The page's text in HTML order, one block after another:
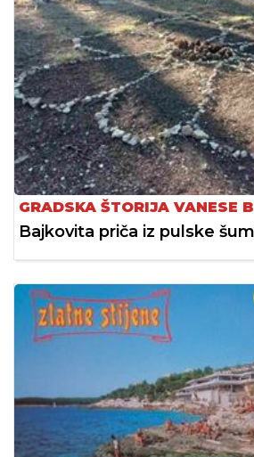
GRADSKA ŠTORIJA VANESE
Bajkovita priča iz pulske